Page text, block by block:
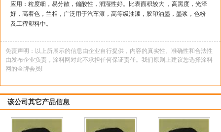
应用：粒度细，易分散，偏酸性，润湿性好。比表面积较大 ，高黑度，光泽
好，高着色，兰相，广泛用于汽车漆，高等级油漆，胶印油墨，墨浆，色粉
及工程塑料中。
免责声明：以上所展示的信息由企业自行提供，内容的真实性、准确性和合法性
由发布企业负责，涂料网对此不承担任何保证责任。我们原则上建议您选择涂料
网的金牌会员!
该公司其它产品信息